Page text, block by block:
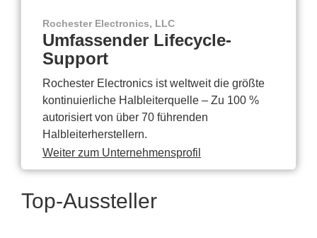
Rochester Electronics, LLC
Umfassender Lifecycle-
Support
Rochester Electronics ist weltweit die größte
kontinuierliche Halbleiterquelle – Zu 100 %
autorisiert von über 70 führenden
Halbleiterherstellern.
Weiter zum Unternehmensprofil
Top-Aussteller